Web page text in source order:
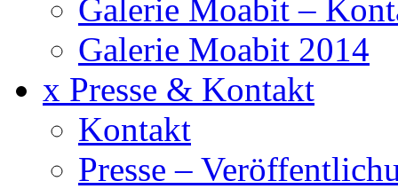
Galerie Moabit –
Galerie Moabit 2014
x Presse & Kontakt
Kontakt
Presse –